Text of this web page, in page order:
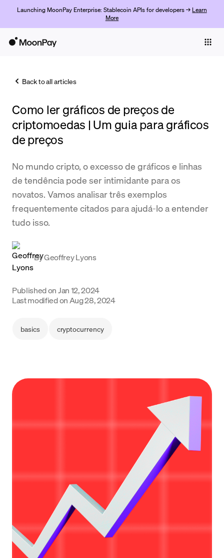
Launching MoonPay Enterprise: Stablecoin APIs for developers → Learn
More
Trade
Learn
Support
Language
Back to all articles
Como ler gráficos de preços de
criptomoedas | Um guia para gráficos
de preços
No mundo cripto, o excesso de gráficos e linhas
de tendência pode ser intimidante para os
novatos. Vamos analisar três exemplos
frequentemente citados para ajudá-lo a entender
tudo isso.
ByGeoffrey Lyons
Published onJan 12, 2024
Last modified on Aug 28, 2024
basics cryptocurrency